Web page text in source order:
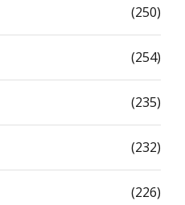
(250)
(254)
(235)
(232)
(226)